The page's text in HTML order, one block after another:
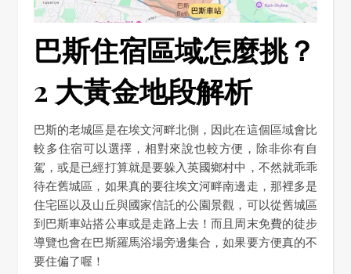
巴斯住宿區域怎麼挑？
2 大黃金地段解析
巴斯的老城區是在埃文河畔北側，因此在這個區域會比
較多住宿可以選擇，相對來說也較方便，除非你有自
駕，或是已經打算就是要躲入英國鄉村中，不然就乖乖
待在舊城區，如果真的要往埃文河畔南邊走，那裡多是
住宅區以及山丘與國家信託的公園景觀，可以從舊城區
到巴斯車站搭公車或是走路上去！而且周末免費的徒步
導覽也會在巴斯羅馬浴場旁邊集合，如果要方便真的不
要住偏了喔！